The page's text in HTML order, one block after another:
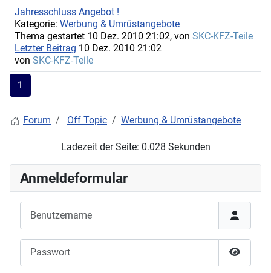
Jahresschluss Angebot !
Kategorie: Werbung & Umrüstangebote
Thema gestartet 10 Dez. 2010 21:02, von SKC-KFZ-Teile
Letzter Beitrag 10 Dez. 2010 21:02
von SKC-KFZ-Teile
1
Forum Off Topic Werbung & Umrüstangebote
Ladezeit der Seite: 0.028 Sekunden
Anmeldeformular